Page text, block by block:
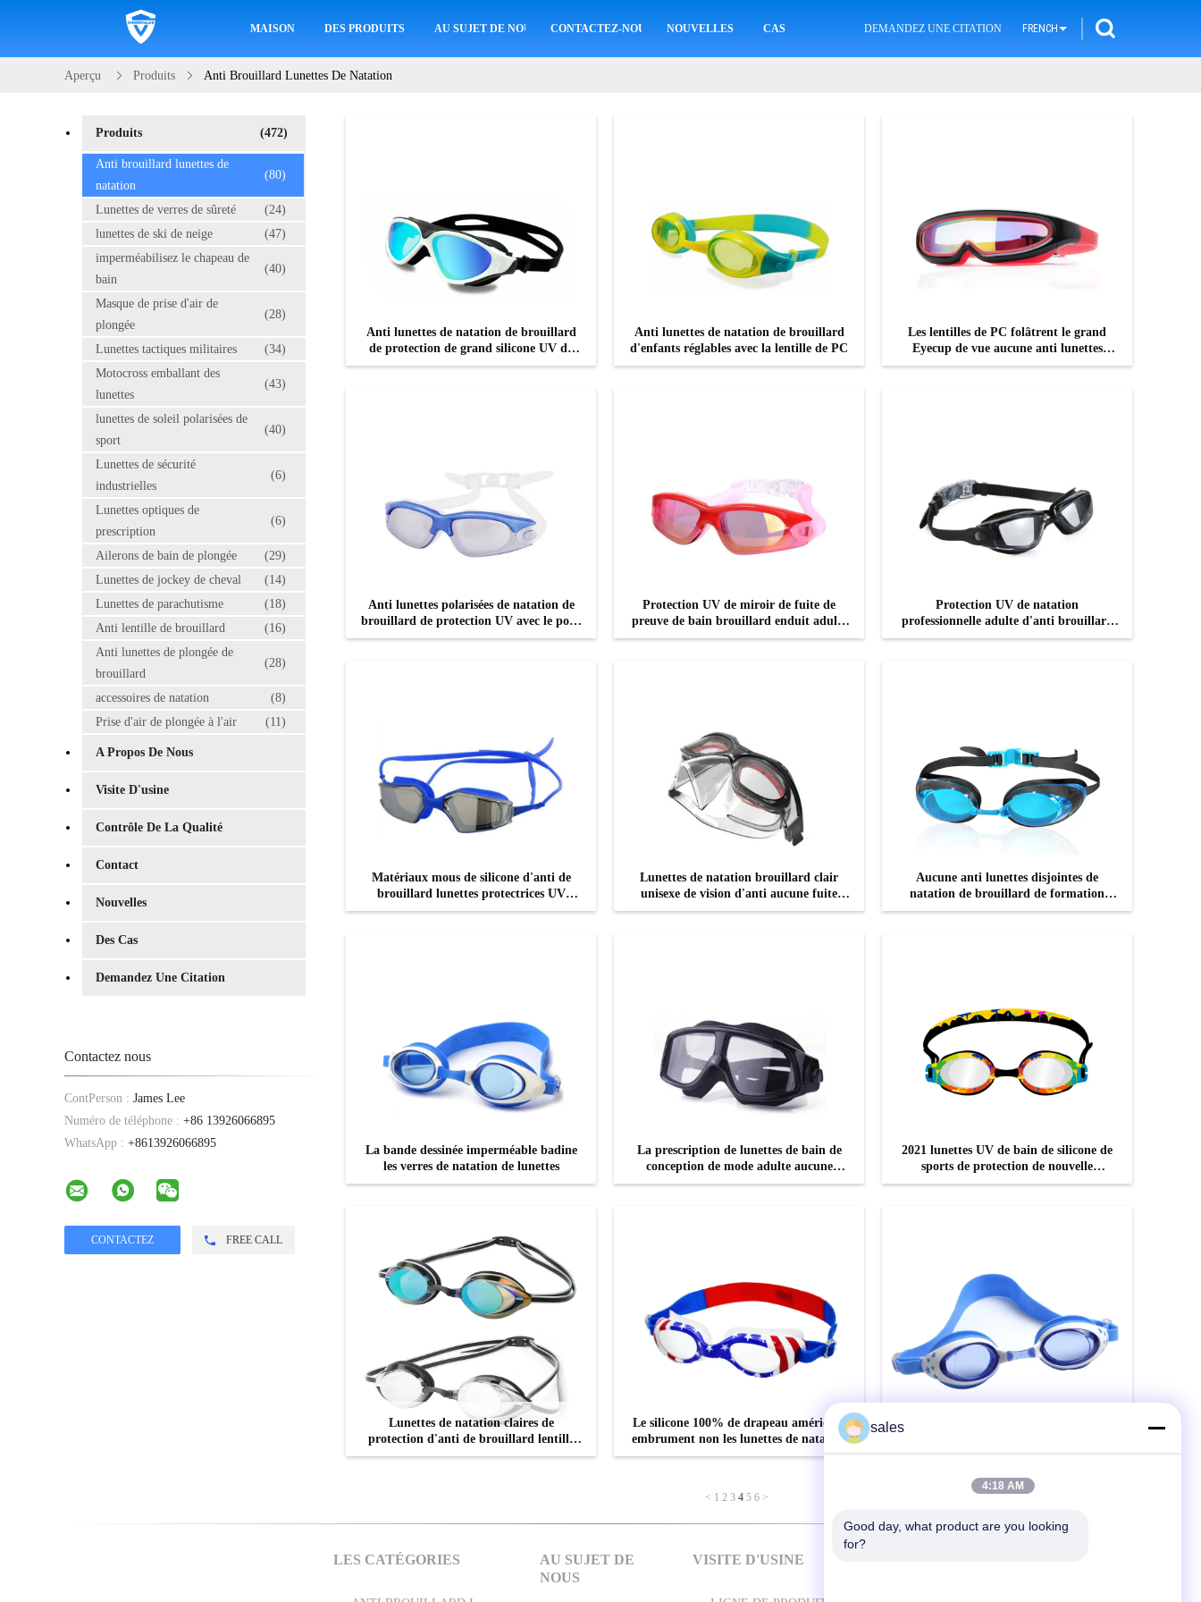
MAISON DES PRODUITS AU SUJET DE NOUS CONTACTEZ-NOUS NOUVELLES CAS DEMANDEZ UNE CITATION FRENCH
Aperçu Produits Anti Brouillard Lunettes De Natation
Produits (472)
Anti brouillard lunettes de
natation
(80)
Lunettes de verres de sûreté
(24)
lunettes de ski de neige
(47)
imperméabilisez le chapeau de
bain
(40)
Masque de prise d'air de
plongée
(28)
Lunettes tactiques militaires
(34)
Motocross emballant des
lunettes
(43)
lunettes de soleil polarisées de
sport
(40)
Lunettes de sécurité
industrielles
(6)
Lunettes optiques de
prescription
(6)
Ailerons de bain de plongée
(29)
Lunettes de jockey de cheval
(14)
Lunettes de parachutisme
(18)
Anti lentille de brouillard
(16)
Anti lunettes de plongée de
brouillard
(28)
accessoires de natation
(8)
Prise d'air de plongée à l'air
(11)
A Propos De Nous
Visite D'usine
Contrôle De La Qualité
Contact
Nouvelles
Des Cas
Demandez Une Citation
Contactez nous
ContPerson : James Lee
Numéro de téléphone : +86 13926066895
WhatsApp : +8613926066895
FREE CALL
Anti lunettes de natation de brouillard
de protection de grand silicone UV de
cadre
Anti lunettes de natation de brouillard
d'enfants réglables avec la lentille de PC
Les lentilles de PC folâtrent le grand
Eyecup de vue aucune anti lunettes
disjointes de bain de triathlon de
Anti lunettes polarisées de natation de
brouillard de protection UV avec le pont
mou de nez
Protection UV de miroir de fuite de
preuve de bain brouillard enduit adulte
de lunettes d'anti
Protection UV de natation
professionnelle adulte d'anti brouillard
de lunettes de silicone mou
Matériaux mous de silicone d'anti de
brouillard lunettes protectrices UV
adultes de natation
Lunettes de natation brouillard clair
unisexe de vision d'anti aucune fuite
pour des femmes des hommes
Aucune anti lunettes disjointes de
natation de brouillard de formation
claire
La bande dessinée imperméable badine
les verres de natation de lunettes
La prescription de lunettes de bain de
conception de mode adulte aucune
lunettes UV disjointes de natation de
2021 lunettes UV de bain de silicone de
sports de protection de nouvelle
d'enfants anti prescription de brouillard
Lunettes de natation claires de
protection d'anti de brouillard lentille
UV de PC ne coulant non pour des
Le silicone 100% de drapeau américain
embrument non les lunettes de natation
incassables
imperméabilisent étanche
< 1 2 3 4 5 6 >
LES CATÉGORIES
AU SUJET DE
NOUS
VISITE D'USINE
sales
4:18 AM
Good day, what product are you looking
for?